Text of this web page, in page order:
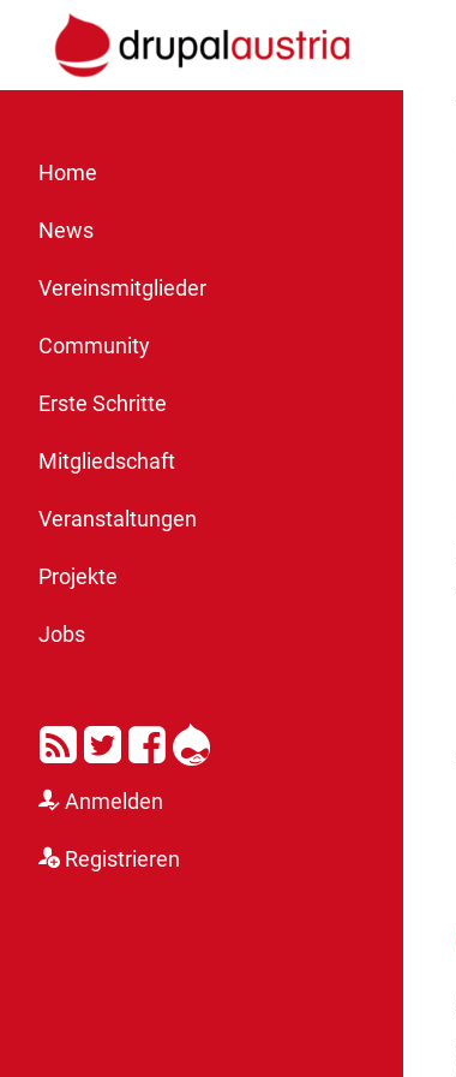
Home
News
Vereinsmitglieder
Community
Erste Schritte
Mitgliedschaft
Veranstaltungen
Projekte
Jobs
RSSTwitter
Facebook
Drupal
Anmelden
Registrieren